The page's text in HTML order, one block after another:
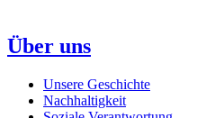
Über uns
Unsere Geschichte
Nachhaltigkeit